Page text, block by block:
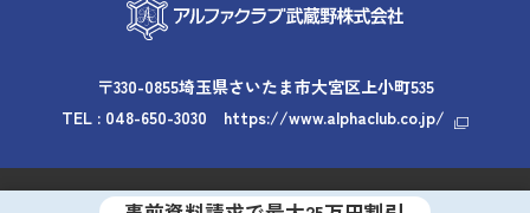
〒330-0855埼玉県さいたま市大宮区上小町535
TEL : 048-650-3030 https://www.alphaclub.co.jp/
Copyright © 2026 Alpha Club Musashino. All rights reserved